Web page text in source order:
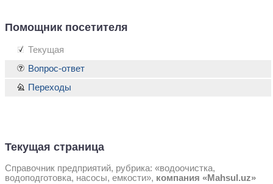
Помощник посетителя
Текущая
Текущая страница
Справочник предприятий, рубрика: «водоочистка,
водоподготовка, насосы, емкости», компания «Mahsul.uz»
Вопрос-ответ
Переходы